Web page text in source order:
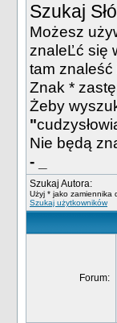
Szukaj
Możesz
znaleĽć się
tam znaleść
Znak *
Żeby
"
Nie będą
- _
Szukaj Autora:
Użyj * jako zamiennika
Szukaj użytkowników
Forum: